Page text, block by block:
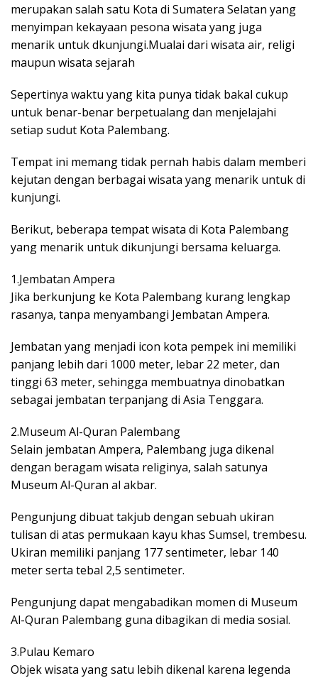
merupakan salah satu Kota di Sumatera Selatan yang
menyimpan kekayaan pesona wisata yang juga
menarik untuk dkunjungi.Mualai dari wisata air, religi
maupun wisata sejarah
Sepertinya waktu yang kita punya tidak bakal cukup
untuk benar-benar berpetualang dan menjelajahi
setiap sudut Kota Palembang.
Tempat ini memang tidak pernah habis dalam memberi
kejutan dengan berbagai wisata yang menarik untuk di
kunjungi.
Berikut, beberapa tempat wisata di Kota Palembang
yang menarik untuk dikunjungi bersama keluarga.
1.Jembatan Ampera
Jika berkunjung ke Kota Palembang kurang lengkap
rasanya, tanpa menyambangi Jembatan Ampera.
Jembatan yang menjadi icon kota pempek ini memiliki
panjang lebih dari 1000 meter, lebar 22 meter, dan
tinggi 63 meter, sehingga membuatnya dinobatkan
sebagai jembatan terpanjang di Asia Tenggara.
2.Museum Al-Quran Palembang
Selain jembatan Ampera, Palembang juga dikenal
dengan beragam wisata religinya, salah satunya
Museum Al-Quran al akbar.
Pengunjung dibuat takjub dengan sebuah ukiran
tulisan di atas permukaan kayu khas Sumsel, trembesu.
Ukiran memiliki panjang 177 sentimeter, lebar 140
meter serta tebal 2,5 sentimeter.
Pengunjung dapat mengabadikan momen di Museum
Al-Quran Palembang guna dibagikan di media sosial.
3.Pulau Kemaro
Objek wisata yang satu lebih dikenal karena legenda